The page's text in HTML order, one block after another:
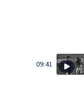
09:41